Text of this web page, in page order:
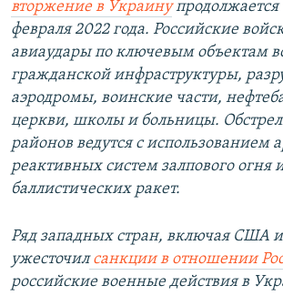
вторжение в Украинупродолжается
февраля 2022 года. Российские
авиаудары по ключевым объектам
гражданской инфраструктуры,
аэродромы, воинские части,
церкви, школы и больницы.
районов ведутся с использованием
реактивных систем залпового огня
баллистических ракет.
Ряд западных стран, включая США
ужесточилсанкции в отношении
российские военные действия в